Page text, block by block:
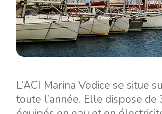
L’ACI Marina Vodice se situe
toute l’année. Elle dispose
Actualités / Blog
À propos de nous
Partenaires
Voiliers
Bateaux
Yacht à